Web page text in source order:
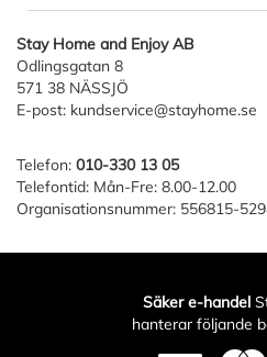
Stay Home and Enjoy AB
Odlingsgatan 8
571 38 NÄSSJÖ
E-post: kundservice@stayhome.se
Telefon: 010-330 13 05
Telefontid: Mån-Fre: 8.00-12.00
Organisationsnummer: 556815-
Säker e-handel
hanterar följande